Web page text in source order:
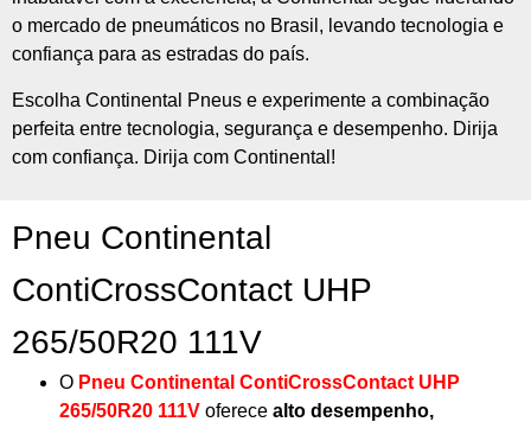
o mercado de pneumáticos no Brasil, levando tecnologia e
confiança para as estradas do país.
Escolha Continental Pneus e experimente a combinação
perfeita entre tecnologia, segurança e desempenho. Dirija
com confiança. Dirija com Continental!
Pneu Continental
ContiCrossContact UHP
265/50R20 111V
O Pneu Continental ContiCrossContact UHP
265/50R20 111V oferece alto desempenho,